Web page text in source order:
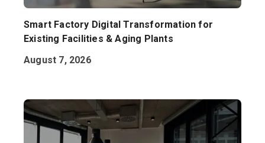
Smart Factory Digital Transformation for
Existing Facilities & Aging Plants
August 7, 2026